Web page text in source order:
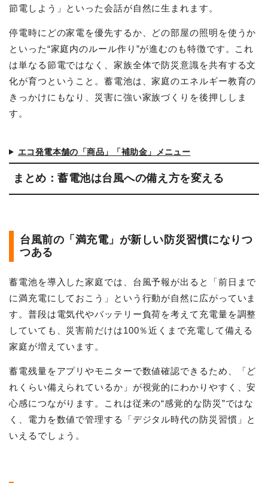
節電しよう」といった会話が自然に生まれます。
停電時にどの家電を優先するか、どの部屋の照明を使うか
といった“家庭内のルール作り”が進むのも特徴です。これ
は単なる節電ではなく、家族全体で防災意識を共有する文
化が育つということ。蓄電池は、家庭のエネルギー教育の
きっかけにもなり、災害に強い家族づくりを後押ししま
す。
エコ発電本舗の「商品」「補助金」メニュー
まとめ：蓄電池は台風への備え方を変える
台風前の「満充電」が新しい防災習慣になりつ
つある
蓄電池を導入した家庭では、台風予報が出ると「前日まで
に満充電にしておこう」という行動が自然に広がっていま
す。普段は電気代やバッテリー負荷を考えて充電量を調整
していても、災害前だけは100％近くまで充電して備える
家庭が増えています。
蓄電残量をアプリやモニターで数値確認できるため、「ど
れくらい備えられているか」が視覚的にわかりやすく、安
心感につながります。これは従来の“感覚的な防災”ではな
く、電力を数値で管理する「デジタル時代の防災習慣」と
いえるでしょう。